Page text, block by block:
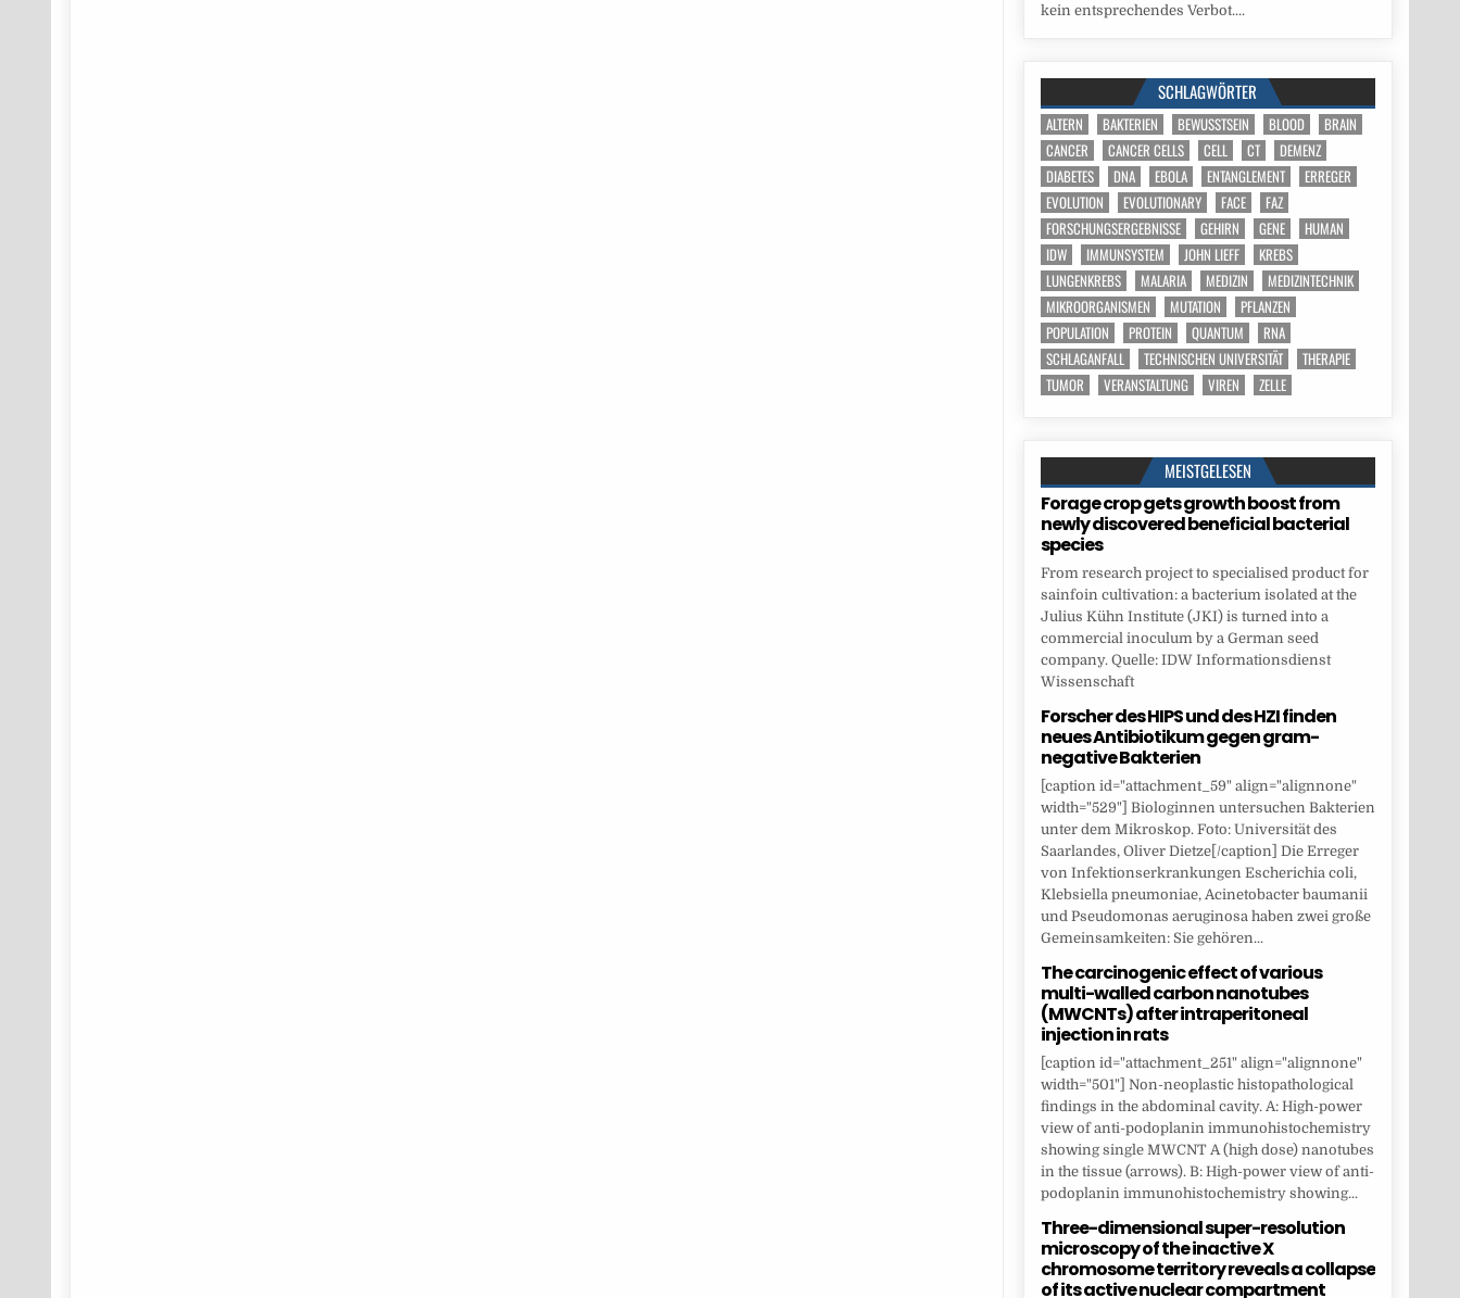
kein entsprechendes Verbot....
SCHLAGWÖRTER
ALTERN BAKTERIEN BEWUSSTSEIN BLOOD
BRAIN
CANCER
CANCER CELLS CELL CT
DEMENZ
DIABETES
DNA EBOLA ENTANGLEMENT
ERREGER
EVOLUTION
EVOLUTIONARY FACE
FAZ
FORSCHUNGSERGEBNISSE
GEHIRN GENE
HUMAN
IDW
IMMUNSYSTEM JOHN LIEFF
KREBS
LUNGENKREBS
MALARIA MEDIZIN
MEDIZINTECHNIK
MIKROORGANISMEN
MUTATION
PFLANZEN
POPULATION
PROTEIN QUANTUM
RNA
SCHLAGANFALL
TECHNISCHEN UNIVERSITÄT
THERAPIE
TUMOR
VERANSTALTUNG VIREN ZELLE
MEISTGELESEN
Forage crop gets growth boost from
newly discovered beneficial bacterial
species
From research project to specialised product for
sainfoin cultivation: a bacterium isolated at the
Julius Kühn Institute (JKI) is turned into a
commercial inoculum by a German seed
company. Quelle: IDW Informationsdienst
Wissenschaft
Forscher des HIPS und des HZI finden
neues Antibiotikum gegen gram-
negative Bakterien
[caption id="attachment_59" align="alignnone"
width="529"] Biologinnen untersuchen Bakterien
unter dem Mikroskop. Foto: Universität des
Saarlandes, Oliver Dietze[/caption] Die Erreger
von Infektionserkrankungen Escherichia coli,
Klebsiella pneumoniae, Acinetobacter baumanii
und Pseudomonas aeruginosa haben zwei große
Gemeinsamkeiten: Sie gehören...
The carcinogenic effect of various
multi-walled carbon nanotubes
(MWCNTs) after intraperitoneal
injection in rats
[caption id="attachment_251" align="alignnone"
width="501"] Non-neoplastic histopathological
findings in the abdominal cavity. A: High-power
view of anti-podoplanin immunohistochemistry
showing single MWCNT A (high dose) nanotubes
in the tissue (arrows). B: High-power view of anti-
podoplanin immunohistochemistry showing...
Three-dimensional super-resolution
microscopy of the inactive X
chromosome territory reveals a collapse
of its active nuclear compartment